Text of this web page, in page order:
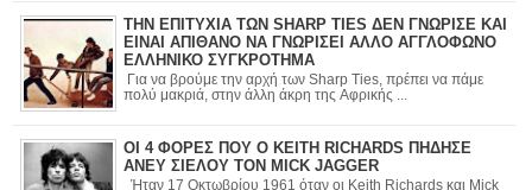
ΤΗΝ ΕΠΙΤΥΧΙΑ ΤΩΝ SHARP TIES ΔΕΝ ΓΝΩΡΙΣΕ ΚΑΙ
ΕΙΝΑΙ ΑΠΙΘΑΝΟ ΝΑ ΓΝΩΡΙΣΕΙ ΑΛΛΟ ΑΓΓΛΟΦΩΝΟ
ΕΛΛΗΝΙΚΟ ΣΥΓΚΡΟΤΗΜΑ
Για να βρούμε την αρχή των Sharp Ties, πρέπει να πάμε
πολύ μακριά, στην άλλη άκρη της Αφρικής ...
ΟΙ 4 ΦΟΡΕΣ ΠΟΥ Ο KEITH RICHARDS ΠΗΔΗΣΕ
ΑΝΕΥ ΣΙΕΛΟΥ ΤΟΝ MICK JAGGER
Ήταν 17 Οκτωβρίου 1961 όταν οι Keith Richards και Mick